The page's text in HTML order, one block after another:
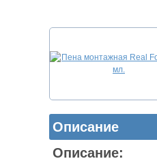
Описание
Описание: